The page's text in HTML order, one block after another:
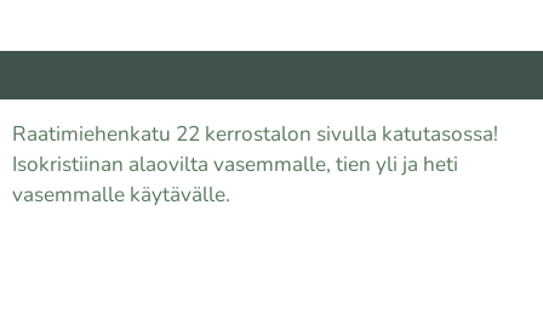
Raatimiehenkatu 22 kerrostalon sivulla katutasossa!
Isokristiinan alaovilta vasemmalle, tien yli ja heti
vasemmalle käytävälle.